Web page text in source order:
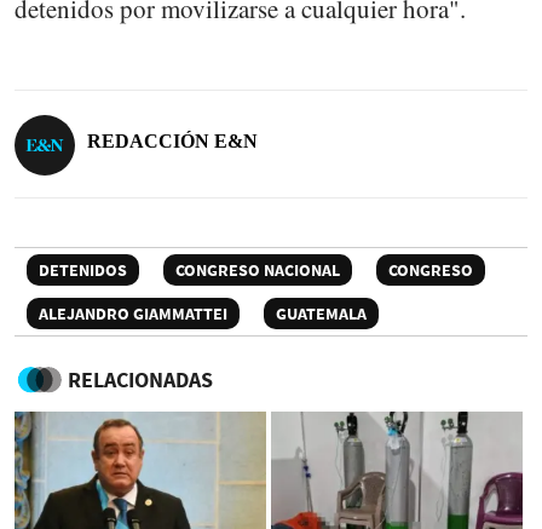
detenidos por movilizarse a cualquier hora".
REDACCIÓN E&N
DETENIDOS CONGRESO NACIONAL
CONGRESO
ALEJANDRO GIAMMATTEI
GUATEMALA
RELACIONADAS